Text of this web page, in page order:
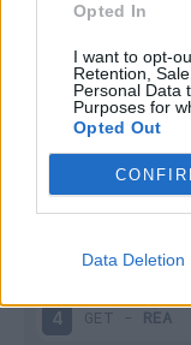
Opted In
I want to opt-
Retention,
Personal Data
Purposes for
Opted Out
Data Deletion
Scarica riepilogo
stagionale
Giornata
1 REA-BAR
2 ELC-REA
REA-ATL
4 GET - REA